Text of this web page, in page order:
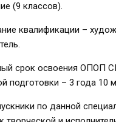
(9 классов).
квалификации –
срок освоения ОПОП
подготовки – 3 года 10
по данной